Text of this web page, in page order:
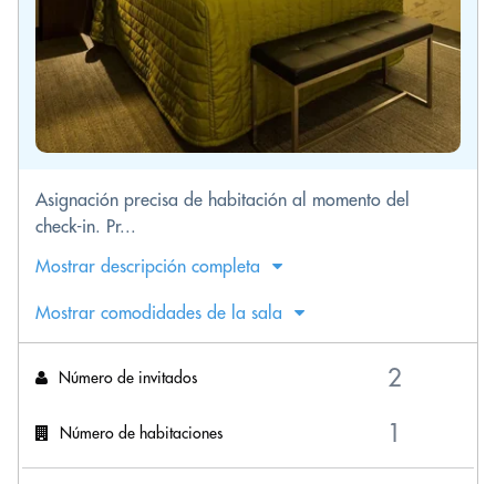
Asignación precisa de habitación al momento del
check-in. Pr...
Mostrar descripción completa
Mostrar comodidades de la sala
Número de invitados
Número de habitaciones